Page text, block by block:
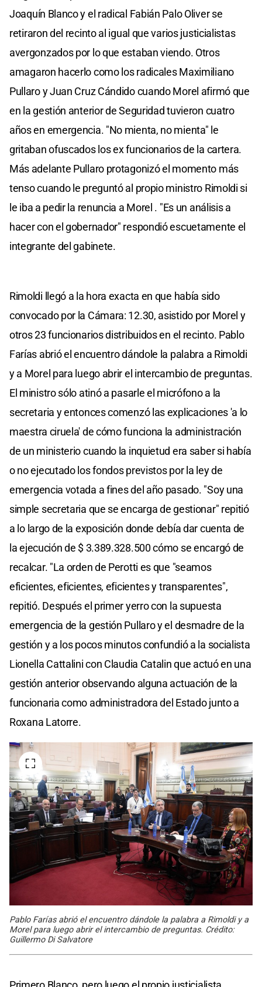
Joaquín Blanco y el radical Fabián Palo Oliver se
retiraron del recinto al igual que varios justicialistas
avergonzados por lo que estaban viendo. Otros
amagaron hacerlo como los radicales Maximiliano
Pullaro y Juan Cruz Cándido cuando Morel afirmó que
en la gestión anterior de Seguridad tuvieron cuatro
años en emergencia. "No mienta, no mienta" le
gritaban ofuscados los ex funcionarios de la cartera.
Más adelante Pullaro protagonizó el momento más
tenso cuando le preguntó al propio ministro Rimoldi si
le iba a pedir la renuncia a Morel . "Es un análisis a
hacer con el gobernador" respondió escuetamente el
integrante del gabinete.
Rimoldi llegó a la hora exacta en que había sido
convocado por la Cámara: 12.30, asistido por Morel y
otros 23 funcionarios distribuidos en el recinto. Pablo
Farías abrió el encuentro dándole la palabra a Rimoldi
y a Morel para luego abrir el intercambio de preguntas.
El ministro sólo atinó a pasarle el micrófono a la
secretaria y entonces comenzó las explicaciones 'a lo
maestra ciruela' de cómo funciona la administración
de un ministerio cuando la inquietud era saber si había
o no ejecutado los fondos previstos por la ley de
emergencia votada a fines del año pasado. "Soy una
simple secretaria que se encarga de gestionar" repitió
a lo largo de la exposición donde debía dar cuenta de
la ejecución de $ 3.389.328.500 cómo se encargó de
recalcar. "La orden de Perotti es que "seamos
eficientes, eficientes, eficientes y transparentes",
repitió. Después el primer yerro con la supuesta
emergencia de la gestión Pullaro y el desmadre de la
gestión y a los pocos minutos confundió a la socialista
Lionella Cattalini con Claudia Catalin que actuó en una
gestión anterior observando alguna actuación de la
funcionaria como administradora del Estado junto a
Roxana Latorre.
Pablo Farías abrió el encuentro dándole la palabra a Rimoldi y a
Morel para luego abrir el intercambio de preguntas. Crédito:
Guillermo Di Salvatore